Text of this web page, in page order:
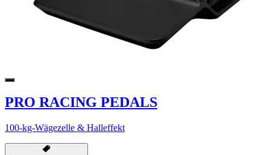
PRO RACING PEDALS
100-kg-Wägezelle & Halleffekt